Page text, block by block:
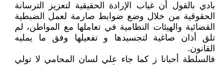
بادي بالقول أن غياب الإرادة الحقيقية لتعزيز الترسانة
الحقوقية من خلال وضع ضوابط صارمة لعمل الضبطية
القضائية والهيئات النظامية في تعاملها مع المواطن، لم
تلق أذان صاغية لتجسيدها و تفعيلها وفق ما يمليه
القانون.
فالسلطة أحبانا ز كما جاء علي لسان المحامي لا تولي